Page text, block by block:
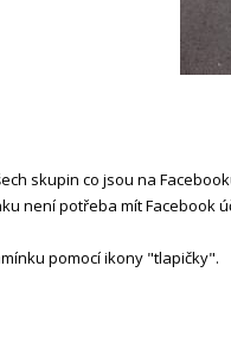
skupin co jsou na
není potřeba mít Facebook
pomocí ikony "tlapičky".